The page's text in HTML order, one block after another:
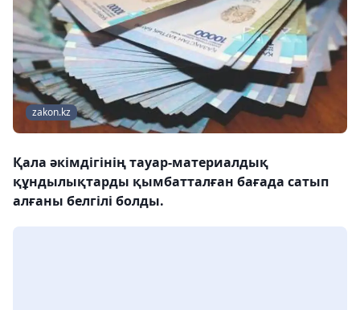
zakon.kz
Қала әкімдігінің тауар-материалдық
құндылықтарды қымбатталған бағада сатып
алғаны белгілі болды.